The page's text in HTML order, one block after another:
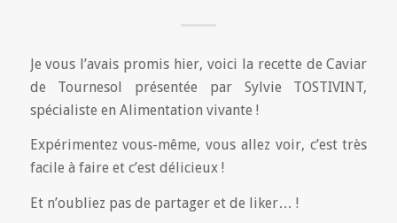
Je vous l’avais promis hier, voici la recette de Caviar
de Tournesol présentée par Sylvie TOSTIVINT,
spécialiste en Alimentation vivante !
Expérimentez vous-même, vous allez voir, c’est très
facile à faire et c’est délicieux !
Et n’oubliez pas de partager et de liker… !